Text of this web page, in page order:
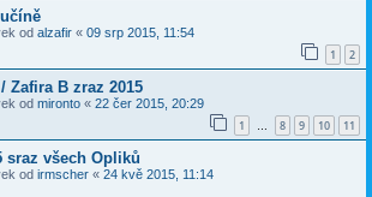
od alzafir « 09 srp 2015, 11:54
1 2
Zafira B zraz 2015
od mironto « 22 čer 2015, 20:29
1 … 8 9 10 11
sraz všech Opliků
od irmscher « 24 kvě 2015, 11:14